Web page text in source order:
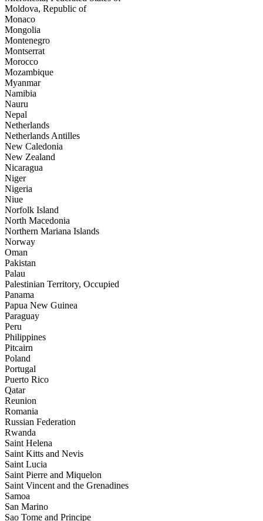
Moldova, Republic of
Monaco
Mongolia
Montenegro
Montserrat
Morocco
Mozambique
Myanmar
Namibia
Nauru
Nepal
Netherlands
Netherlands Antilles
New Caledonia
New Zealand
Nicaragua
Niger
Nigeria
Niue
Norfolk Island
North Macedonia
Northern Mariana Islands
Norway
Oman
Pakistan
Palau
Palestinian Territory, Occupied
Panama
Papua New Guinea
Paraguay
Peru
Philippines
Pitcairn
Poland
Portugal
Puerto Rico
Qatar
Reunion
Romania
Russian Federation
Rwanda
Saint Helena
Saint Kitts and Nevis
Saint Lucia
Saint Pierre and Miquelon
Saint Vincent and the Grenadines
Samoa
San Marino
Sao Tome and Principe